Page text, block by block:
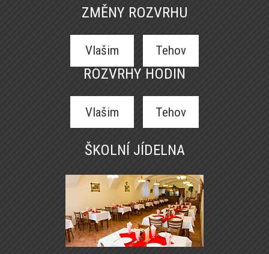
ZMĚNY ROZVRHU
Vlašim Tehov
ROZVRHY HODIN
Vlašim Tehov
ŠKOLNÍ JÍDELNA